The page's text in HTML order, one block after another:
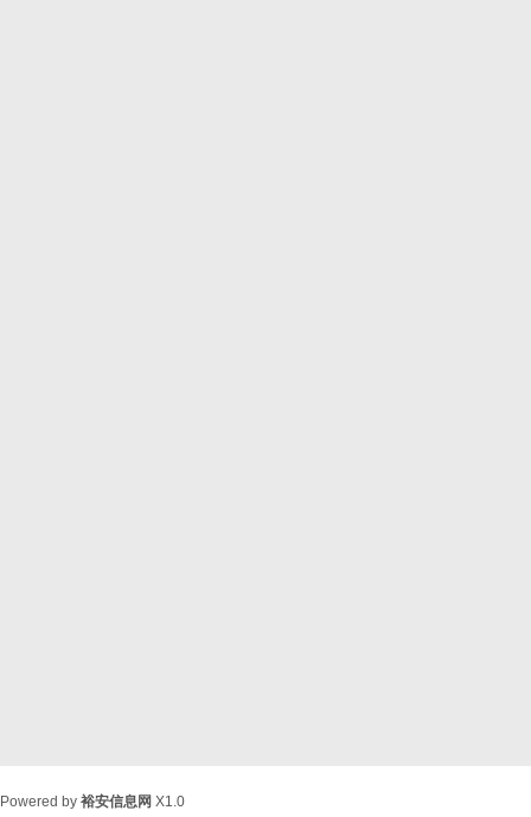
Powered by 裕安信息网 X1.0